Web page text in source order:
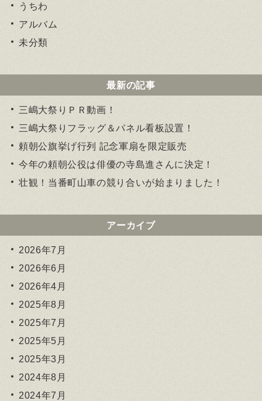
うちわ
アルバム
未分類
最新の記事
三嶋大祭りＰＲ動画！
三嶋大祭りフラッグ＆パネル看板設置！
頼朝公旗挙げ行列 記念軍扇を限定販売
今年の頼朝公役は俳優の寺島進さんに決定！
壮観！当番町山車の競り合いが始まりました！
アーカイブ
2026年7月
2026年6月
2026年4月
2025年8月
2025年7月
2025年5月
2025年3月
2024年8月
2024年7月